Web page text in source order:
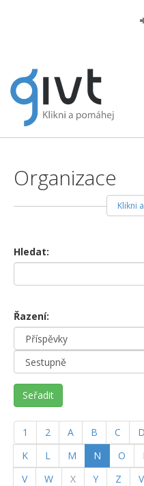
Organizace
Klikni
Hledat:
Řazení:
Seřadit
1 2 A B C D
K
L M N (current)
O
V
W X Y Z